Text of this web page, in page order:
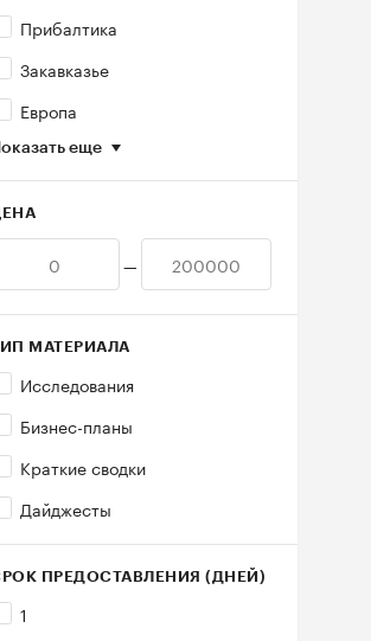
Прибалтика
Закавказье
Европа
еще
—
МАТЕРИАЛА
Исследования
Бизнес-планы
Краткие сводки
Дайджесты
ПРЕДОСТАВЛЕНИЯ (ДНЕЙ)
1